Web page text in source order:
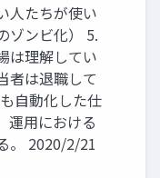
人たちが使い
ゾンビ化） 5.
は理解してい
者は退職して
自動化した仕
運用における
。 2020/2/21